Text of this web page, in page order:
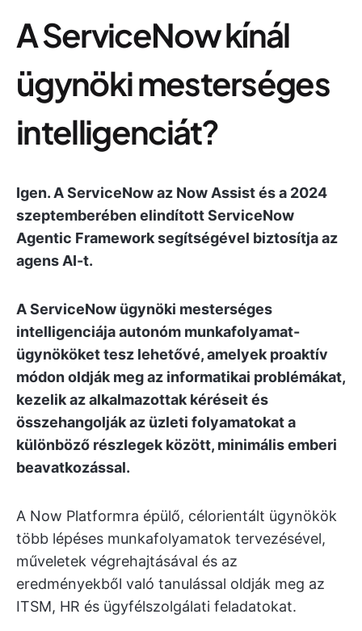
A ServiceNow kínál
ügynöki mesterséges
intelligenciát?
Igen. A ServiceNow az Now Assist és a 2024
szeptemberében elindított ServiceNow
Agentic Framework segítségével biztosítja az
agens AI-t.
A ServiceNow ügynöki mesterséges
intelligenciája autonóm munkafolyamat-
ügynököket tesz lehetővé, amelyek proaktív
módon oldják meg az informatikai problémákat,
kezelik az alkalmazottak kéréseit és
összehangolják az üzleti folyamatokat a
különböző részlegek között, minimális emberi
beavatkozással.
A Now Platformra épülő, célorientált ügynökök
több lépéses munkafolyamatok tervezésével,
műveletek végrehajtásával és az
eredményekből való tanulással oldják meg az
ITSM, HR és ügyfélszolgálati feladatokat.